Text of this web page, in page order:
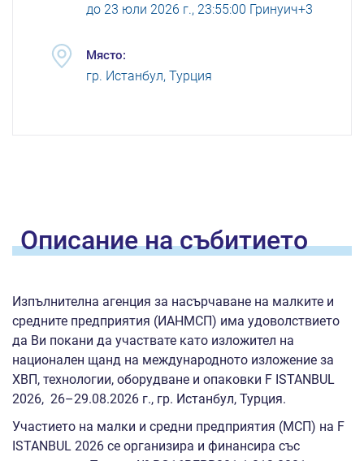
до 23 юли 2026 г., 23:55:00 Гринуич+3
Място:
гр. Истанбул, Турция
Oписание насъбитието
Изпълнителна агенция за насърчаване на малките и
средните предприятия (ИАНМСП) има удоволствието
да Ви покани да участвате като изложител на
национален щанд на международното изложение за
ХВП, технологии, оборудване и опаковки F ISTANBUL
2026, 26–29.08.2026 г., гр. Истанбул, Турция.
Участието на малки и средни предприятия (МСП) на F
ISTANBUL 2026 се организира и финансира със